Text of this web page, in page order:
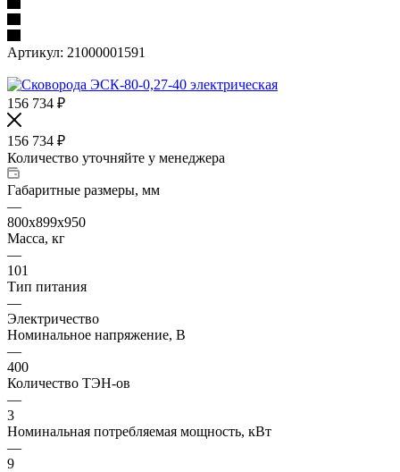
Артикул: 21000001591
156 734 ₽
156 734 ₽
Количество уточняйте у менеджера
Габаритные размеры, мм
—
800х899х950
Масса, кг
—
101
Тип питания
—
Электричество
Номинальное напряжение, В
—
400
Количество ТЭН-ов
—
3
Номинальная потребляемая мощность, кВт
—
9